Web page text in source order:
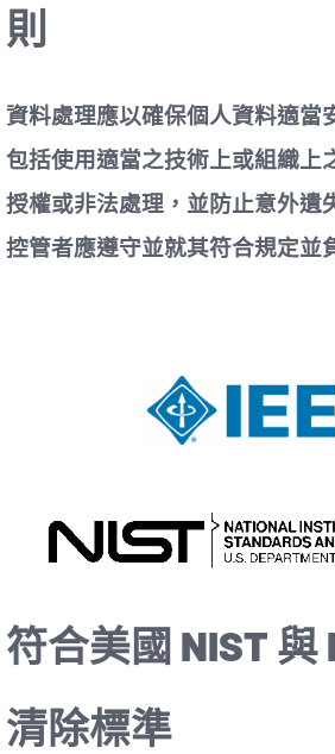
則
資料處理應以確保個人資料適當
包括使用適當之技術上或組織上
授權或非法處理，並防止意外遺
控管者應遵守並就其符合規定並
符合美國 NIST 與
清除標準